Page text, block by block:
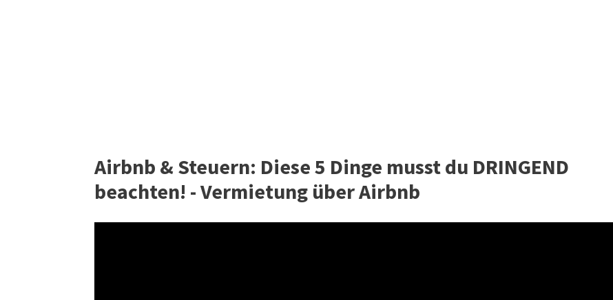
Airbnb & Steuern: Diese 5 Dinge musst du DRINGEND
beachten! - Vermietung über Airbnb